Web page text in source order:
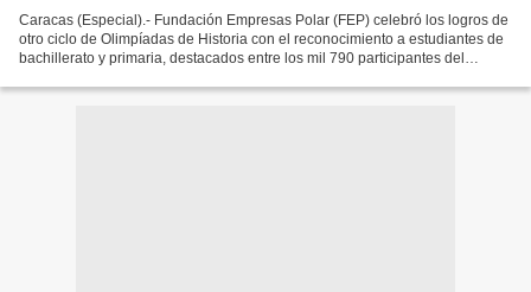
Caracas (Especial).- Fundación Empresas Polar (FEP) celebró los logros de
otro ciclo de Olimpíadas de Historia con el reconocimiento a estudiantes de
bachillerato y primaria, destacados entre los mil 790 participantes del